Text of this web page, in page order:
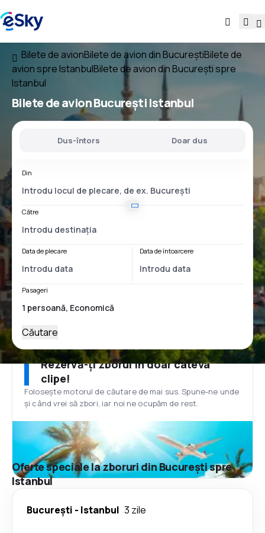
Bilete de avionBilete de avion din BucureștiBilete de
avion spre IstanbulBilete de avion din București spre
Istanbul
Bilete de avionBucurești Istanbul
Dus-întors Doar dus
Din
Către
Data de plecare Data de întoarcere
Pasageri
Căutare
Rezervă-ți zborul în doar câteva
clipe!
Folosește motorul de căutare de mai sus. Spune-ne unde
și când vrei să zbori, iar noi ne ocupăm de rest.
Oferte speciale la zboruri din București spre
Istanbul
București - Istanbul 3 zile